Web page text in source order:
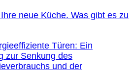
neue Küche. Was gibt es zu